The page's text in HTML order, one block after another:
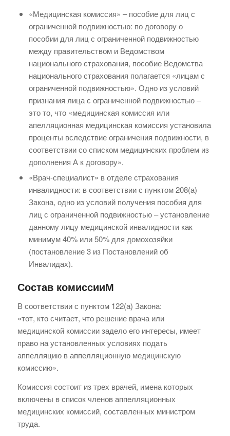
«Медицинская комиссия» – пособие для лиц с
ограниченной подвижностью: по договору о
пособии для лиц с ограниченной подвижностью
между правительством и Ведомством
национального страхования, пособие Ведомства
национального страхования полагается «лицам с
ограниченной подвижностью». Одно из условий
признания лица с ограниченной подвижностью –
это то, что «медицинская комиссия или
апелляционная медицинская комиссия установила
проценты вследствие ограничения подвижности, в
соответствии со списком медицинских проблем из
дополнения А к договору».
«Врач-специалист» в отделе страхования
инвалидности: в соответствии с пунктом 208(а)
Закона, одно из условий получения пособия для
лиц с ограниченной подвижностью – установление
данному лицу медицинской инвалидности как
минимум 40% или 50% для домохозяйки
(постановление 3 из Постановлений об
Инвалидах).
Состав комиссииM
В соответствии с пунктом 122(а) Закона:
«тот, кто считает, что решение врача или
медицинской комиссии задело его интересы, имеет
право на установленных условиях подать
аппелляцию в аппелляционную медицинскую
комиссию».
Комиссия состоит из трех врачей, имена которых
включены в список членов аппелляционных
медицинских комиссий, составленных министром
труда.